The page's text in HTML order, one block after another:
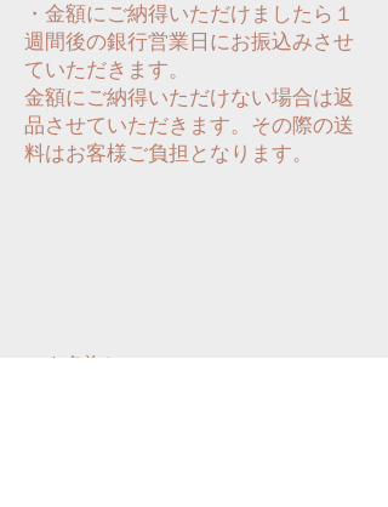
・金額にご納得いただけましたら１
週間後の銀行営業日にお振込みさせ
ていただきます。
金額にご納得いただけない場合は返
品させていただきます。その際の送
料はお客様ご負担となります。